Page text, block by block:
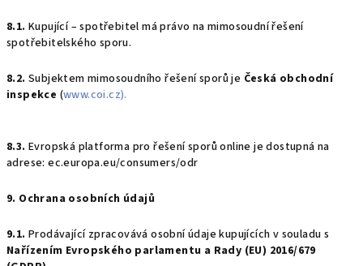
8.1. Kupující – spotřebitel má právo na mimosoudní řešení
spotřebitelského sporu.
8.2. Subjektem mimosoudního řešení sporů je Česká obchodní
inspekce (www.coi.cz).
8.3. Evropská platforma pro řešení sporů online je dostupná na
adrese: ec.europa.eu/consumers/odr
9. Ochrana osobních údajů
9.1. Prodávající zpracovává osobní údaje kupujících v souladu s
Nařízením Evropského parlamentu a Rady (EU) 2016/679